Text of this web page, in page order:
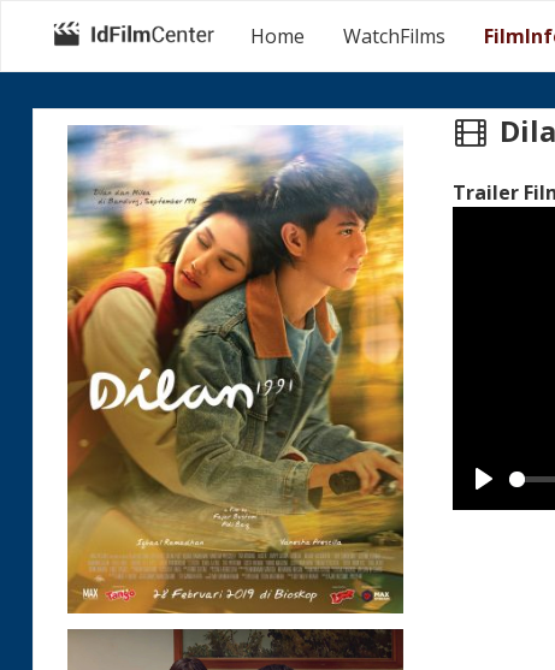
Home WatchFilms
Trailer
Play